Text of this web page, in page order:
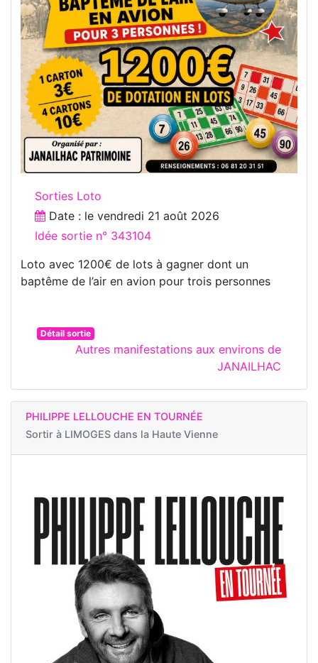
Sorties Loto
Date : le vendredi 21 août 2026
Idée sortie n° 343104
Loto avec 1200€ de lots à gagner dont un
baptême de l’air en avion pour trois personnes
Détail sortie
Autres manifestations aux environs de
JANAILHAC
PHILIPPE LELLOUCHE EN TOURNÉE
Sortir à LIMOGES dans la Haute Vienne